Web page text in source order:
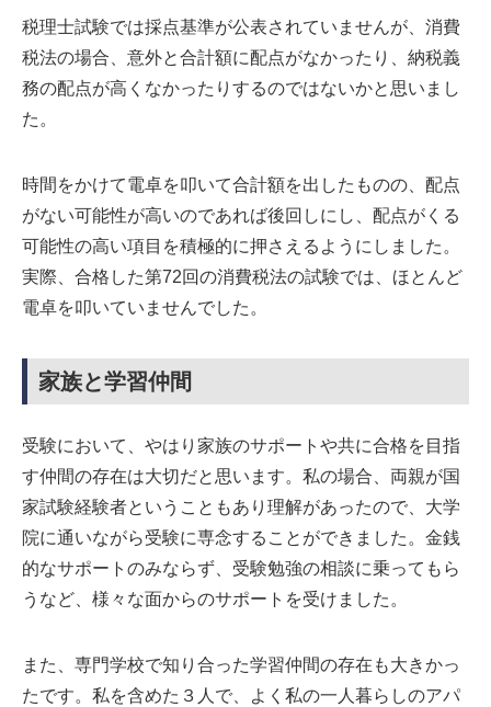
税理士試験では採点基準が公表されていませんが、消費
税法の場合、意外と合計額に配点がなかったり、納税義
務の配点が高くなかったりするのではないかと思いまし
た。
時間をかけて電卓を叩いて合計額を出したものの、配点
がない可能性が高いのであれば後回しにし、配点がくる
可能性の高い項目を積極的に押さえるようにしました。
実際、合格した第72回の消費税法の試験では、ほとんど
電卓を叩いていませんでした。
家族と学習仲間
受験において、やはり家族のサポートや共に合格を目指
す仲間の存在は大切だと思います。私の場合、両親が国
家試験経験者ということもあり理解があったので、大学
院に通いながら受験に専念することができました。金銭
的なサポートのみならず、受験勉強の相談に乗ってもら
うなど、様々な面からのサポートを受けました。
また、専門学校で知り合った学習仲間の存在も大きかっ
たです。私を含めた３人で、よく私の一人暮らしのアパ